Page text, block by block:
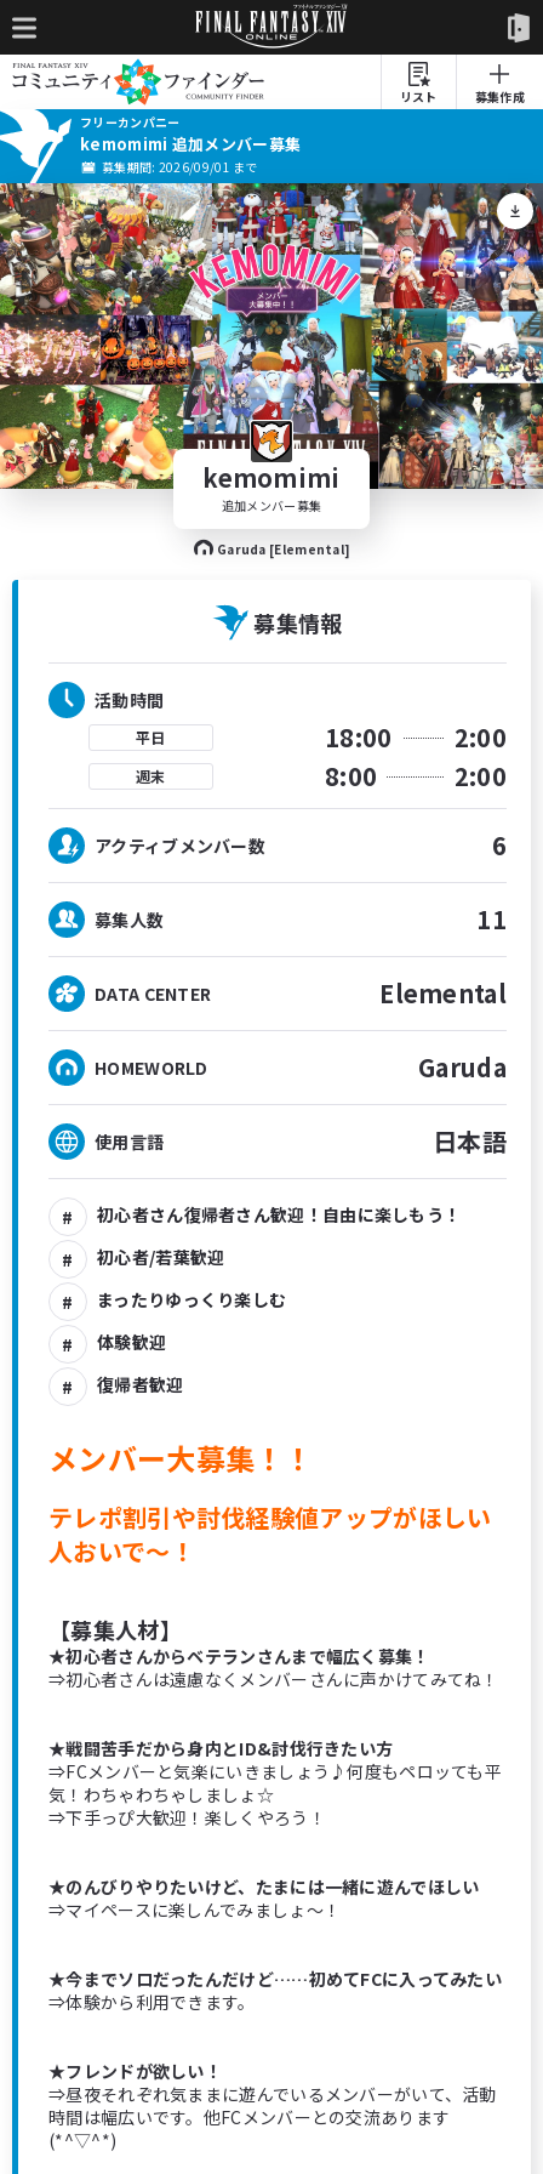
リスト
募集作成
フリーカンパニー
kemomimi 追加メンバー募集
募集期間: 2026/09/01 まで
kemomimi
追加メンバー募集
Garuda [Elemental]
募集情報
活動時間
平日 18:00 2:00
週末 8:00 2:00
アクティブメンバー数 6
募集人数 11
DATA CENTER Elemental
HOMEWORLD Garuda
使用言語 日本語
初心者さん復帰者さん歓迎！自由に楽しもう！
初心者/若葉歓迎
まったりゆっくり楽しむ
体験歓迎
復帰者歓迎
メンバー大募集！！
テレポ割引や討伐経験値アップがほしい
人おいで～！
【募集人材】
★初心者さんからベテランさんまで幅広く募集！
⇒初心者さんは遠慮なくメンバーさんに声かけてみてね！
★戦闘苦手だから身内とID&討伐行きたい方
⇒FCメンバーと気楽にいきましょう♪何度もペロッても平
気！わちゃわちゃしましょ☆
⇒下手っぴ大歓迎！楽しくやろう！
★のんびりやりたいけど、たまには一緒に遊んでほしい
⇒マイペースに楽しんでみましょ～！
★今までソロだったんだけど……初めてFCに入ってみたい
⇒体験から利用できます。
★フレンドが欲しい！
⇒昼夜それぞれ気ままに遊んでいるメンバーがいて、活動
時間は幅広いです。他FCメンバーとの交流あります
(*^▽^*)